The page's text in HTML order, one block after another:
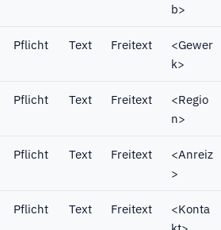
b>
Pflicht Text Freitext
<Gewer
k>
Pflicht Text Freitext
<Regio
n>
Pflicht Text Freitext
<Anreiz
>
Pflicht Text Freitext
<Konta